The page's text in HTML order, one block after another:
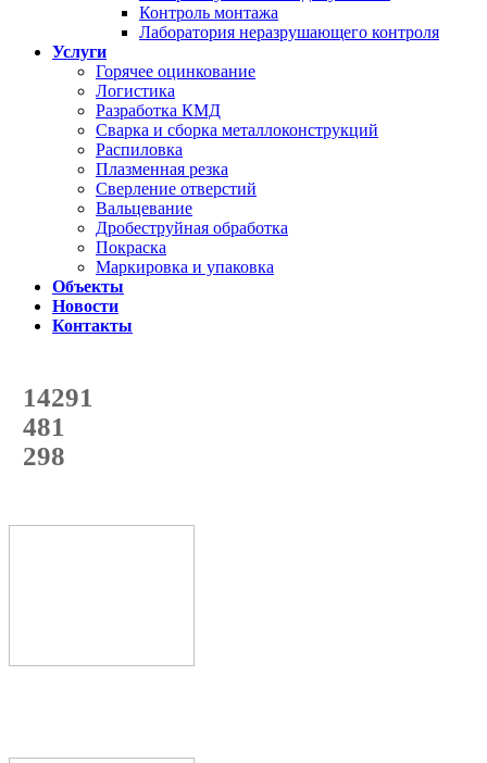
Контроль монтажа
Лаборатория неразрушающего контроля
Услуги
Горячее оцинкование
Логистика
Разработка КМД
Сварка и сборка металлоконструкций
Распиловка
Плазменная резка
Сверление отверстий
Вальцевание
Дробеструйная обработка
Покраска
Маркировка и упаковка
Объекты
Новости
Контакты
14291
с начала года
481
с начала месяца
298
с начала недели